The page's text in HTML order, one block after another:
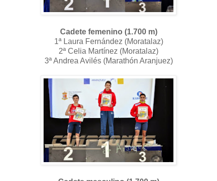
Cadete femenino (1.700 m)
1ª Laura Fernández (Moratalaz)
2ª Celia Martínez (Moratalaz)
3ª Andrea Avilés (Marathón Aranjuez)